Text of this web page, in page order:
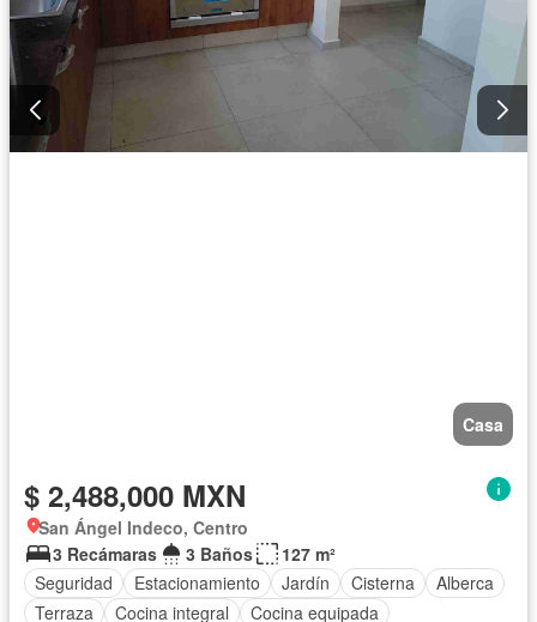
Casa
$ 2,488,000 MXN
San Ángel Indeco, Centro
3 Recámaras
3 Baños
127 m²
Seguridad
Estacionamiento Jardín Cisterna
Alberca
Terraza
Cocina integral Cocina equipada